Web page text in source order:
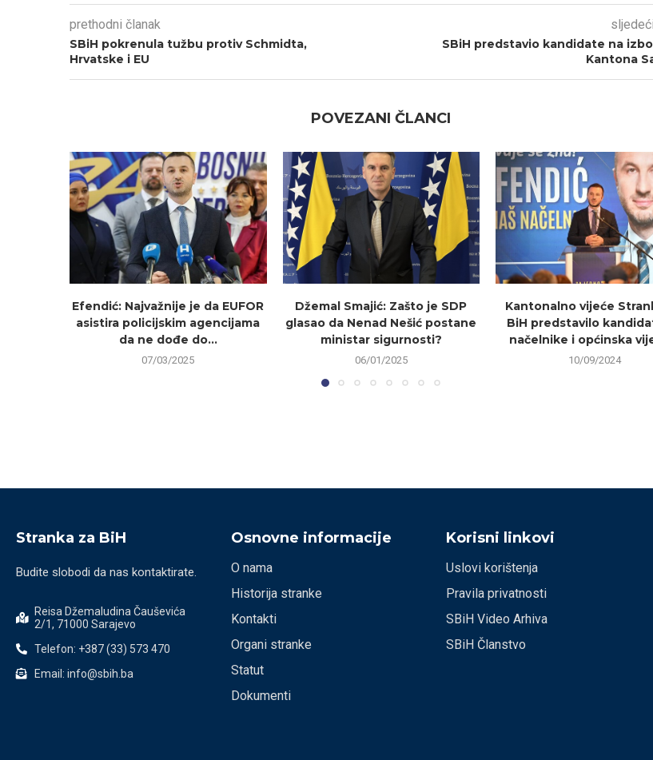
prethodni članak
SBiH pokrenula tužbu protiv Schmidta,
Hrvatske i EU
SBiH predstavio kandidate na
Kantona
POVEZANI ČLANCI
Efendić: Najvažnije je da EUFOR
asistira policijskim agencijama
da ne dođe do...
07/03/2025
Džemal Smajić: Zašto je SDP
glasao da Nenad Nešić postane
ministar sigurnosti?
06/01/2025
Kantonalno vijeće
BiH predstavilo
načelnike i općinska
10/09/2024
Stranka za BiH
Budite slobodi da nas kontaktirate.
Reisa Džemaludina Čauševića
2/1, 71000 Sarajevo
Telefon: +387 (33) 573 470
Email: info@sbih.ba
Osnovne informacije
O nama
Historija stranke
Kontakti
Organi stranke
Statut
Dokumenti
Korisni linkovi
Uslovi korištenja
Pravila privatnosti
SBiH Video Arhiva
SBiH Članstvo